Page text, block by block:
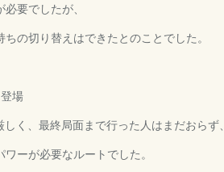
要でしたが、
の切り替えはできたとのことでした。
場
く、最終局面まで行った人はまだおらず、
ーが必要なルートでした。